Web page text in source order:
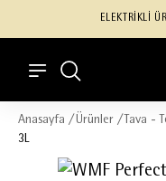
ELEKTRİKLİ
Anasayfa / Ürünler / Tava -
3L